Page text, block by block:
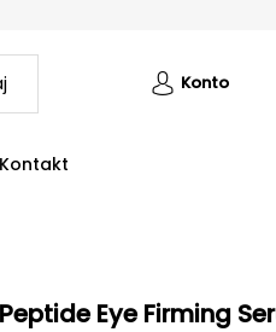
Konto
Kontakt
Eye Firming